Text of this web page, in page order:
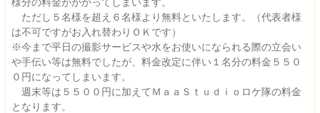
ただし５名様を超え６名様より無料といたします。（代表者様
は不可ですがお入れ替わりＯＫです）
※今まで平日の撮影サービスや水をお使いになられる際の立会い
や手伝い等は無料でしたが、料金改定に伴い１名分の料金５５０
０円になってしまいます。
週末等は５５００円に加えてＭａａＳｔｕｄｉｏロケ隊の料金
となります。